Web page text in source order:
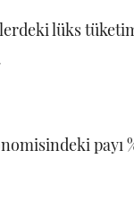
lüks
payı